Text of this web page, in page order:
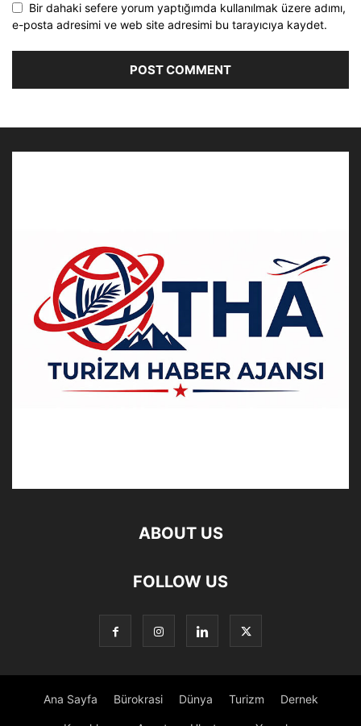
Bir dahaki sefere yorum yaptığımda kullanılmak üzere adımı,
e-posta adresimi ve web site adresimi bu tarayıcıya kaydet.
ABOUT US
FOLLOW US
Ana Sayfa Bürokrasi Dünya Turizm Dernek